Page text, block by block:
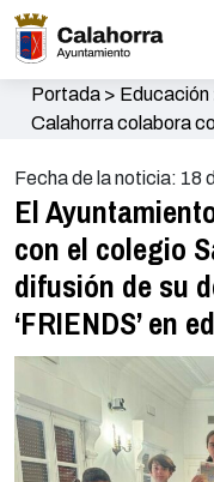
Portada> Educación
Calahorra colabora
en edificios
Fecha de la noticia: 18
El
con el colegio
difusión de su
‘FRIENDS’ en